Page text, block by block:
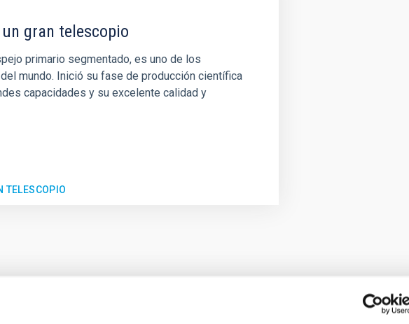
gran telescopio
primario segmentado, es uno de los
mundo. Inició su fase de producción científica
capacidades y su excelente calidad y
TELESCOPIO